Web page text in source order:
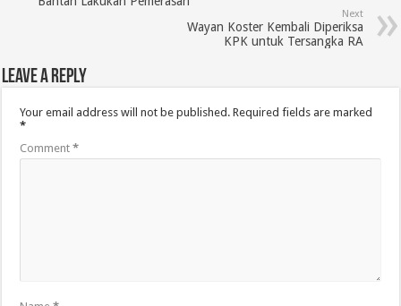
Next
Wayan Koster Kembali Diperiksa
KPK untuk Tersangka RA
Leave a Reply
Your email address will not be published. Required fields are marked
*
Comment*